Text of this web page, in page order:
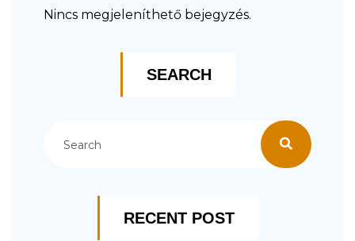
Nincs megjeleníthető bejegyzés.
SEARCH
RECENT POST